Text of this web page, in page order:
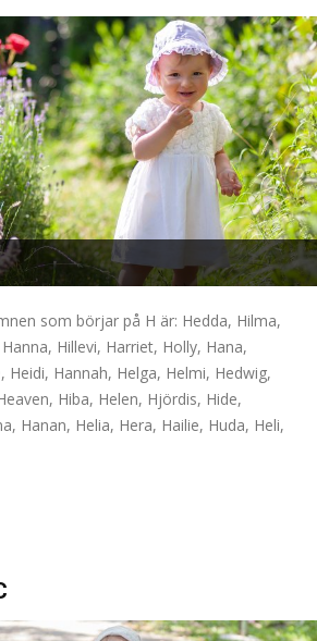
som börjar på H är: Hedda, Hilma,
Hillevi, Harriet, Holly, Hana,
Heidi, Hannah, Helga, Helmi, Hedwig,
Hiba, Helen, Hjördis, Hide,
Hanan, Helia, Hera, Hailie, Huda, Heli,